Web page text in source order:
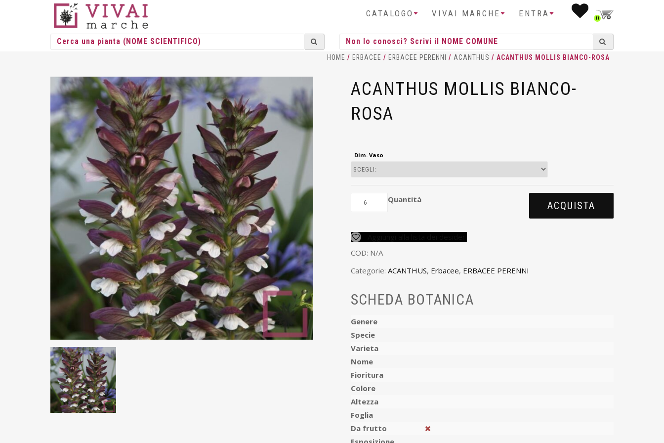
CATALOGO VIVAI MARCHE ENTRA 0
HOME / ERBACEE / ERBACEE PERENNI / ACANTHUS / ACANTHUS MOLLIS BIANCO-ROSA
ACANTHUS MOLLIS BIANCO-
ROSA
Dim. Vaso
Quantità
ACQUISTA
COD: N/A
Categorie: ACANTHUS, Erbacee, ERBACEE PERENNI
SCHEDA BOTANICA
Genere
Specie
Varieta
Nome
Fioritura
Colore
Altezza
Foglia
Da frutto